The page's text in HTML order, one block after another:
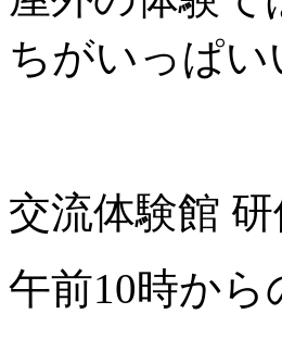
ちがいっぱい
交流体験館
午前10時か